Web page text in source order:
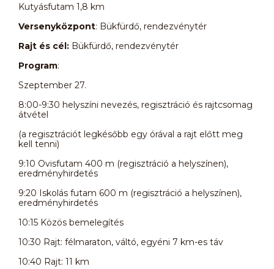
Kutyásfutam 1,8 km
Versenyközpont: Bükfürdő, rendezvénytér
Rajt és cél: Bükfürdő, rendezvénytér
Program:
Szeptember 27.
8:00-9:30 helyszíni nevezés, regisztráció és rajtcsomag
átvétel
(a regisztrációt legkésőbb egy órával a rajt előtt meg
kell tenni)
9:10 Ovisfutam 400 m (regisztráció a helyszínen),
eredményhirdetés
9:20 Iskolás futam 600 m (regisztráció a helyszínen),
eredményhirdetés
10:15 Közös bemelegítés
10:30 Rajt: félmaraton, váltó, egyéni 7 km-es táv
10:40 Rajt: 11 km